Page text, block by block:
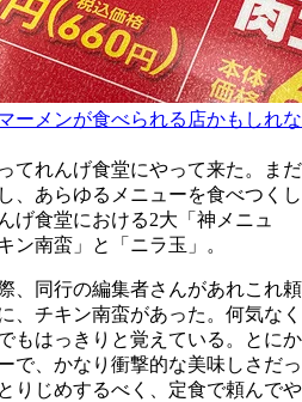
ーメンが食べられる店かもしれな
てれんげ食堂にやって来た。まだ
、あらゆるメニューを食べつくし
げ食堂における2大「神メニュ
ン南蛮」と「ニラ玉」。
、同行の編集者さんがあれこれ頼
、チキン南蛮があった。何気なく
もはっきりと覚えている。とにか
で、かなり衝撃的な美味しさだっ
りじめするべく、定食で頼んでや